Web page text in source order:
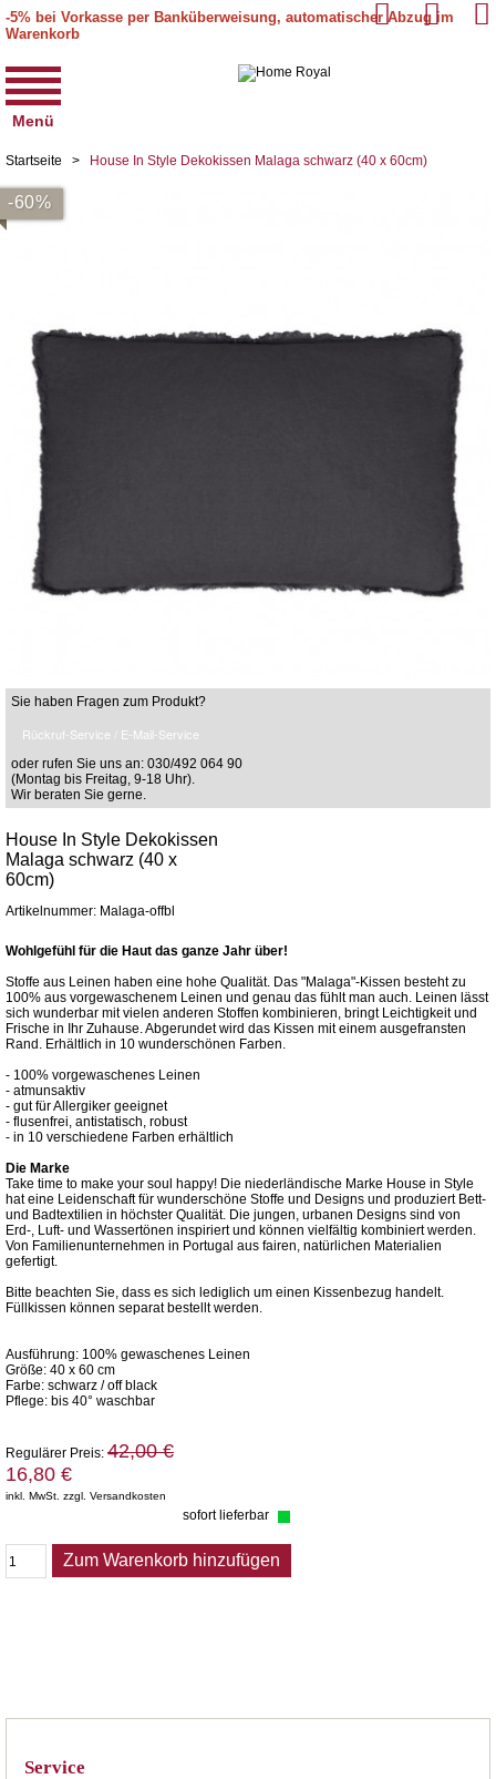
-5% bei Vorkasse per Banküberweisung, automatischer Abzug im
Warenkorb
Menü
Startseite > House In Style Dekokissen Malaga schwarz (40 x 60cm)
-60%
Sie haben Fragen zum Produkt?
Rückruf-Service / E-Mail-Service
oder rufen Sie uns an: 030/492 064 90
(Montag bis Freitag, 9-18 Uhr).
Wir beraten Sie gerne.
House In Style Dekokissen
Malaga schwarz (40 x
60cm)
Artikelnummer: Malaga-offbl
Wohlgefühl für die Haut das ganze Jahr über!
Stoffe aus Leinen haben eine hohe Qualität. Das "Malaga"-Kissen besteht zu
100% aus vorgewaschenem Leinen und genau das fühlt man auch. Leinen lässt
sich wunderbar mit vielen anderen Stoffen kombinieren, bringt Leichtigkeit und
Frische in Ihr Zuhause. Abgerundet wird das Kissen mit einem ausgefransten
Rand. Erhältlich in 10 wunderschönen Farben.
- 100% vorgewaschenes Leinen
- atmunsaktiv
- gut für Allergiker geeignet
- flusenfrei, antistatisch, robust
- in 10 verschiedene Farben erhältlich
Die Marke
Take time to make your soul happy! Die niederländische Marke House in Style
hat eine Leidenschaft für wunderschöne Stoffe und Designs und produziert Bett-
und Badtextilien in höchster Qualität. Die jungen, urbanen Designs sind von
Erd-, Luft- und Wassertönen inspiriert und können vielfältig kombiniert werden.
Von Familienunternehmen in Portugal aus fairen, natürlichen Materialien
gefertigt.
Bitte beachten Sie, dass es sich lediglich um einen Kissenbezug handelt.
Füllkissen können separat bestellt werden.
Ausführung: 100% gewaschenes Leinen
Größe: 40 x 60 cm
Farbe: schwarz / off black
Pflege: bis 40° waschbar
Regulärer Preis: 42,00 €
16,80 €
inkl. MwSt. zzgl. Versandkosten
sofort lieferbar
Zum Warenkorb hinzufügen
Service